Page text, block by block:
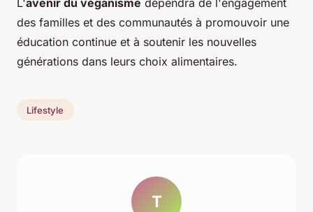
des familles et des communautés à promouvoir une
éducation continue et à soutenir les nouvelles
générations dans leurs choix alimentaires.
Lifestyle
T